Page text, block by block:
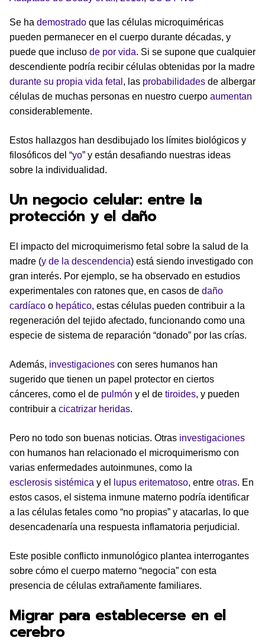
Se ha demostrado que las células microquiméricas
pueden permanecer en el cuerpo durante décadas, y
puede que incluso de por vida. Si se supone que cualquier
descendiente podría recibir células obtenidas por la madre
durante su propia vida fetal , las probabilidades de albergar
células de muchas personas en nuestro cuerpo aumentan
considerablemente.
Estos hallazgos han desdibujado los límites biológicos y
filosóficos del “yo” y están desafiando nuestras ideas
sobre la individualidad.
Un negocio celular: entre la
protección y el daño
El impacto del microquimerismo fetal sobre la salud de la
madre (y de la descendencia) está siendo investigado con
gran interés. Por ejemplo, se ha observado en estudios
experimentales con ratones que, en casos de daño
cardíaco o hepático, estas células pueden contribuir a la
regeneración del tejido afectado, funcionando como una
especie de sistema de reparación “donado” por las crías.
Además, investigaciones con seres humanos han
sugerido que tienen un papel protector en ciertos
cánceres, como el de pulmón y el de tiroides, y pueden
contribuir a cicatrizar heridas.
Pero no todo son buenas noticias. Otras investigaciones
con humanos han relacionado el microquimerismo con
varias enfermedades autoinmunes, como la
esclerosis sistémica y el lupus eritematoso, entre otras. En
estos casos, el sistema inmune materno podría identificar
a las células fetales como “no propias” y atacarlas, lo que
desencadenaría una respuesta inflamatoria perjudicial.
Este posible conflicto inmunológico plantea interrogantes
sobre cómo el cuerpo materno “negocia” con esta
presencia de células extrañamente familiares.
Migrar para establecerse en el
cerebro